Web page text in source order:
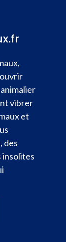
vibrer
et
des
insolites